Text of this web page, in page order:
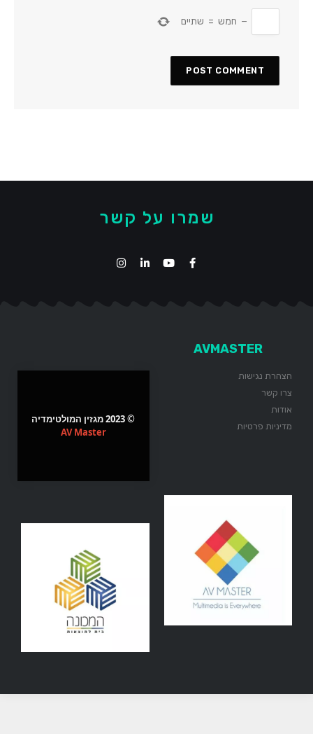
− חמש = שתיים
שמרו על קשר
AVMASTER
הצהרת נגישות
צרו קשר
אודות
מדיניות פרטיות
© 2023 מגזין המולטימדיה
AV Master